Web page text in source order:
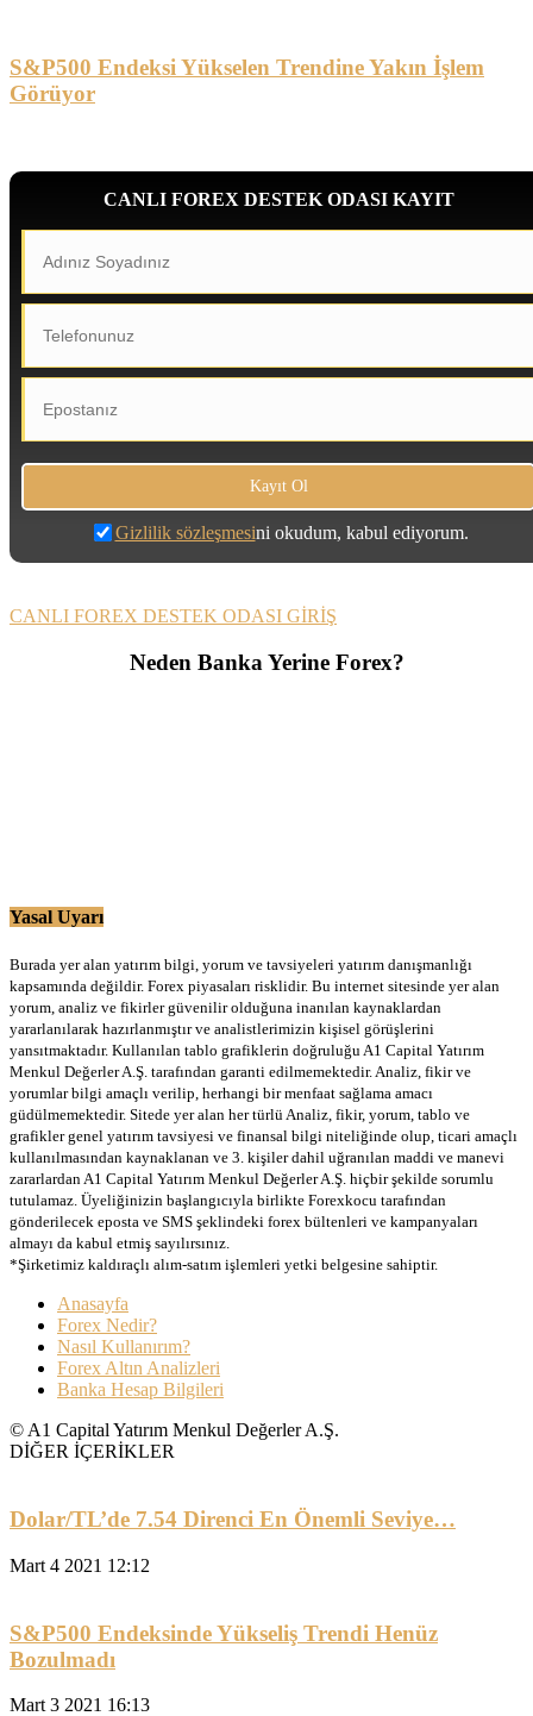
S&P500 Endeksi Yükselen Trendine Yakın İşlem
Görüyor
CANLI FOREX DESTEK ODASI KAYIT
Gizlilik sözleşmesini okudum, kabul ediyorum.
CANLI FOREX DESTEK ODASI GİRİŞ
Neden Banka Yerine Forex?
Yasal Uyarı
Burada yer alan yatırım bilgi, yorum ve tavsiyeleri yatırım danışmanlığı
kapsamında değildir. Forex piyasaları risklidir. Bu internet sitesinde yer alan
yorum, analiz ve fikirler güvenilir olduğuna inanılan kaynaklardan
yararlanılarak hazırlanmıştır ve analistlerimizin kişisel görüşlerini
yansıtmaktadır. Kullanılan tablo grafiklerin doğruluğu A1 Capital Yatırım
Menkul Değerler A.Ş. tarafından garanti edilmemektedir. Analiz, fikir ve
yorumlar bilgi amaçlı verilip, herhangi bir menfaat sağlama amacı
güdülmemektedir. Sitede yer alan her türlü Analiz, fikir, yorum, tablo ve
grafikler genel yatırım tavsiyesi ve finansal bilgi niteliğinde olup, ticari amaçlı
kullanılmasından kaynaklanan ve 3. kişiler dahil uğranılan maddi ve manevi
zararlardan A1 Capital Yatırım Menkul Değerler A.Ş. hiçbir şekilde sorumlu
tutulamaz. Üyeliğinizin başlangıcıyla birlikte Forexkocu tarafından
gönderilecek eposta ve SMS şeklindeki forex bültenleri ve kampanyaları
almayı da kabul etmiş sayılırsınız.
*Şirketimiz kaldıraçlı alım-satım işlemleri yetki belgesine sahiptir.
Anasayfa
Forex Nedir?
Nasıl Kullanırım?
Forex Altın Analizleri
Banka Hesap Bilgileri
© A1 Capital Yatırım Menkul Değerler A.Ş.
DİĞER İÇERİKLER
Dolar/TL’de 7.54 Direnci En Önemli Seviye…
Mart 4 2021 12:12
S&P500 Endeksinde Yükseliş Trendi Henüz
Bozulmadı
Mart 3 2021 16:13